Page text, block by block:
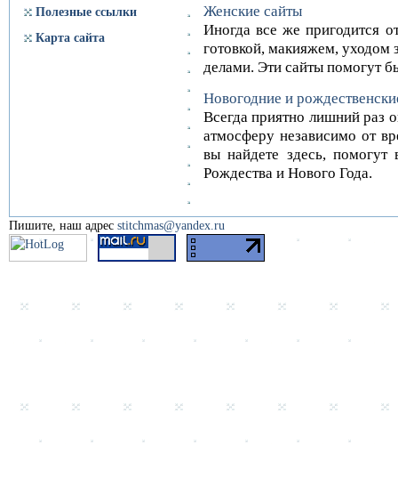
Полезные ссылки
Карта сайта
Женские сайты
Иногда все же пригодится
готовкой, макияжем, уходом
делами. Эти сайты помогут
Новогодние и
Всегда приятно лишний раз
атмосферу независимо от
вы найдете здесь, помогут
Рождества и Нового Года.
Пишите, наш адрес stitchmas@yandex.ru